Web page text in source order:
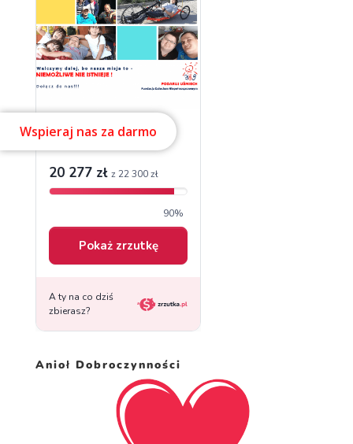
Anioł Dobroczynności
Wspieraj nas za darmo